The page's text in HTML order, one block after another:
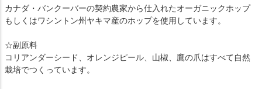
カナダ・バンクーバーの契約農家から仕入れたオーガニックホップ
もしくはワシントン州ヤキマ産のホップを使用しています。
☆副原料
コリアンダーシード、オレンジピール、山椒、鷹の爪はすべて自然
栽培でつくっています。